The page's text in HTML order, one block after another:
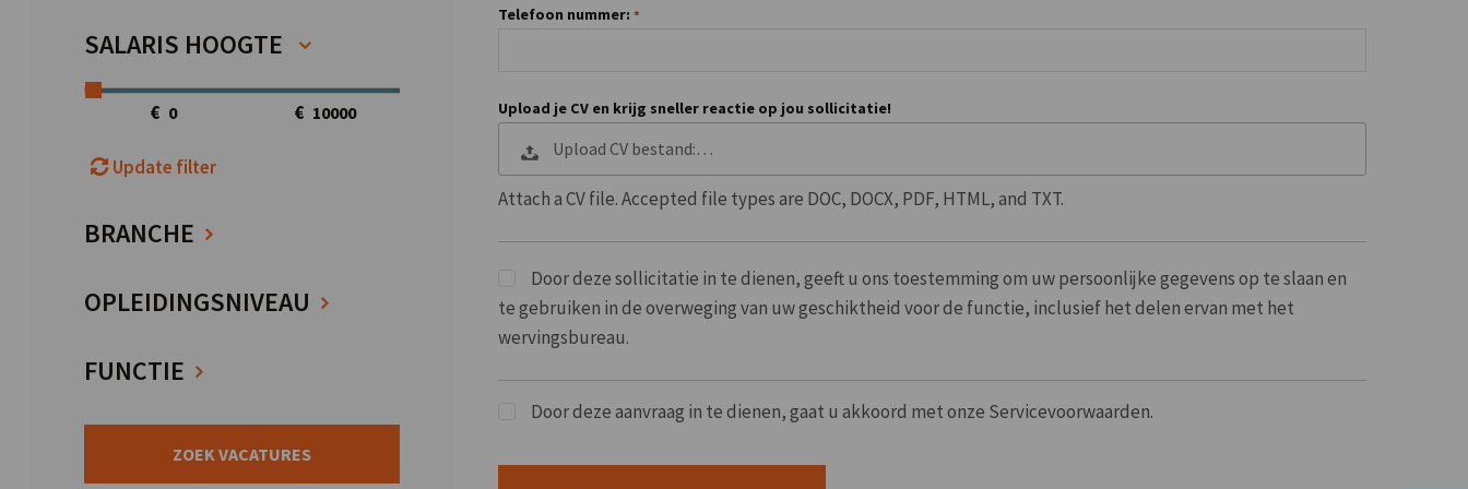
SALARIS HOOGTE
€ €
Update filter
BRANCHE
OPLEIDINGSNIVEAU
FUNCTIE
Telefoon nummer:
Upload je CV en krijg sneller reactie op jou sollicitatie!
Upload CV bestand:…
Attach a CV file. Accepted file types are DOC, DOCX, PDF, HTML, and TXT.
Door deze sollicitatie in te dienen, geeft u ons toestemming om uw persoonlijke gegevens op te slaan en
te gebruiken in de overweging van uw geschiktheid voor de functie, inclusief het delen ervan met het
wervingsbureau.
Door deze aanvraag in te dienen, gaat u akkoord met onze Servicevoorwaarden.
Mensen